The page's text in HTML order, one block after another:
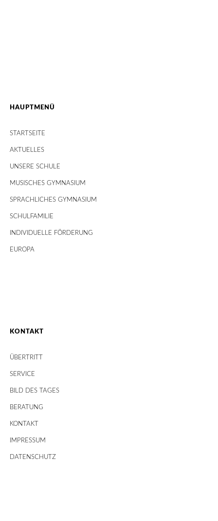
HAUPTMENÜ
STARTSEITE
AKTUELLES
UNSERE SCHULE
MUSISCHES GYMNASIUM
SPRACHLICHES GYMNASIUM
SCHULFAMILIE
INDIVIDUELLE FÖRDERUNG
EUROPA
KONTAKT
ÜBERTRITT
SERVICE
BILD DES TAGES
BERATUNG
KONTAKT
IMPRESSUM
DATENSCHUTZ